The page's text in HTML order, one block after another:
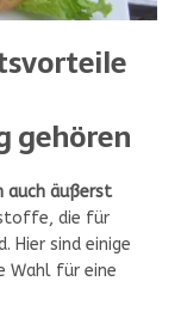
gehören
auch äußerst
die für
Hier sind einige
Wahl für eine